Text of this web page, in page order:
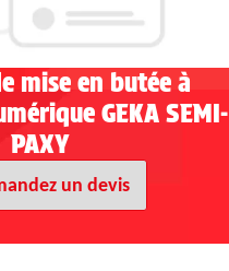
mise en butée à
GEKA SEMI-
PAXY
un devis